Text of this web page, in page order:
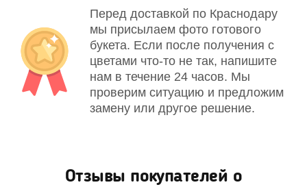
Перед доставкой по Краснодару
мы присылаем фото готового
букета. Если после получения с
цветами что-то не так, напишите
нам в течение 24 часов. Мы
проверим ситуацию и предложим
замену или другое решение.
Отзывы покупателей о